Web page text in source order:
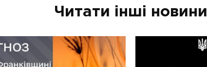
Читати інші новини